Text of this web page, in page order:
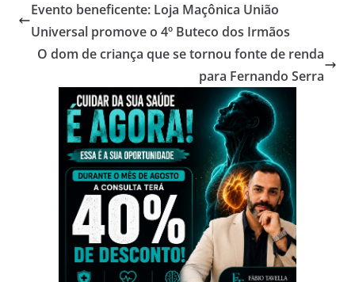
Evento beneficente: Loja Maçônica União
Universal promove o 4º Buteco dos Irmãos
O dom de criança que se tornou fonte de renda
para Fernando Serra